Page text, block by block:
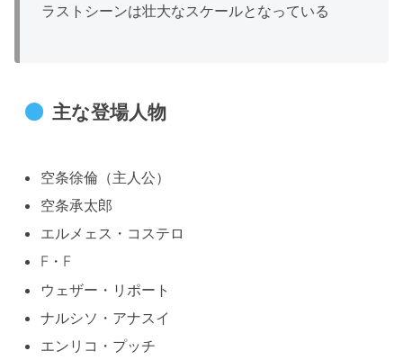
ラストシーンは壮大なスケールとなっている
主な登場人物
空条徐倫（主人公）
空条承太郎
エルメェス・コステロ
F・F
ウェザー・リポート
ナルシソ・アナスイ
エンリコ・プッチ